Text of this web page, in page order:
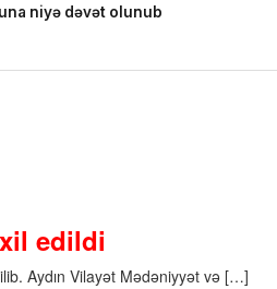
edildi
Aydın Vilayət Mədəniyyət və […]